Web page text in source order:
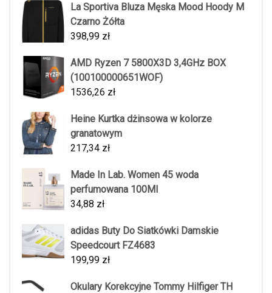
La Sportiva Bluza Męska Mood Hoody M
Czarno Żółta
398,99 zł
AMD Ryzen 7 5800X3D 3,4GHz BOX
(100100000651WOF)
1536,26 zł
Heine Kurtka dżinsowa w kolorze
granatowym
217,34 zł
Made In Lab. Women 45 woda
perfumowana 100Ml
34,88 zł
adidas Buty Do Siatkówki Damskie
Speedcourt FZ4683
199,99 zł
Okulary Korekcyjne Tommy Hilfiger TH